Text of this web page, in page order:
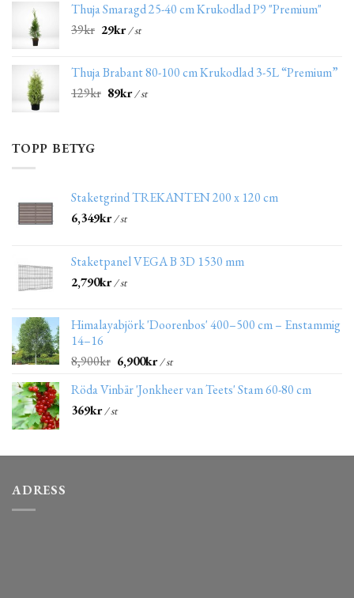
Thuja Smaragd 25-40 cm Krukodlad P9 "Premium"
39kr 29kr/ st
Thuja Brabant 80-100 cm Krukodlad 3-5L “Premium”
129kr 89kr/ st
TOPP BETYG
Staketgrind TREKANTEN 200 x 120 cm
6,349kr/ st
Staketpanel VEGA B 3D 1530 mm
2,790kr/ st
Himalayabjörk 'Doorenbos' 400–500 cm – Enstammig
14–16
8,900kr 6,900kr/ st
Röda Vinbär 'Jonkheer van Teets' Stam 60-80 cm
369kr/ st
ADRESS